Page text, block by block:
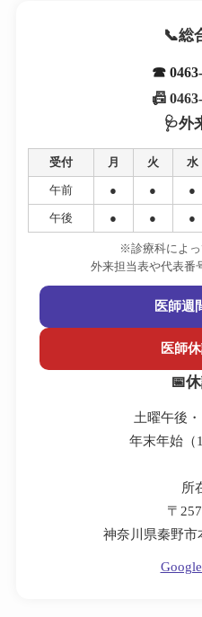
総
☎
📠
外
受付 月 火 水
午前 ● ● ●
午後 ● ● ●
※診療科によっ
外来担当表や代表番
医師週
医師
土曜午後
年末年始（
所
〒
神奈川県秦野市